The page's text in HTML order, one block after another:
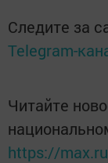
Следите за
Telegram-
Читайте
https://